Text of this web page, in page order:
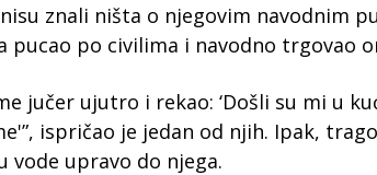
znali ništa o njegovim navodnim
pucao po civilima i navodno trgovao
jučer ujutro i rekao: ‘Došli su mi u
ispričao je jedan od njih. Ipak,
vode upravo do njega.